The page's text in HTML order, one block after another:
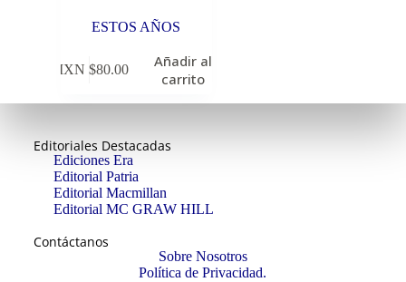
ESTOS AÑOS
MXN $80.00
Añadir al
carrito
Editoriales Destacadas
Ediciones Era
Editorial Patria
Editorial Macmillan
Editorial MC GRAW HILL
Contáctanos
Sobre Nosotros
Política de Privacidad.